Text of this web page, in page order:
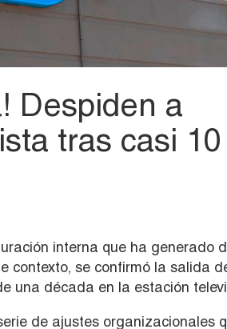
Despiden a
tras casi
interna que ha generado
contexto, se confirmó la salida
una década en la estación
de ajustes organizacionales